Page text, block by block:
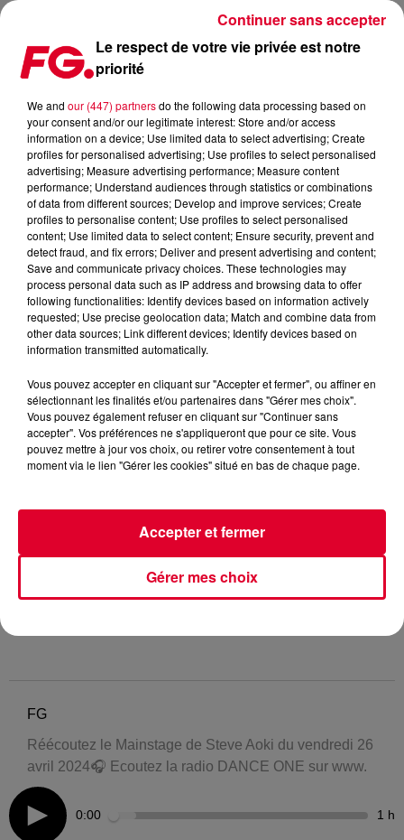
MAINSTAGE : STEVE AOKI
FG
Réécoutez le Mainstage de Steve Aoki du vendredi 26
avril 2024🎧 Ecoutez la radio DANCE ONE sur www.
0:00 1 h
Le respect de votre vie privée est notre
priorité
We and our (447) partnersdo the following data processing based on
your consent and/or our legitimate interest: Store and/or access
information on a device; Use limited data to select advertising; Create
profiles for personalised advertising; Use profiles to select personalised
advertising; Measure advertising performance; Measure content
performance; Understand audiences through statistics or combinations
of data from different sources; Develop and improve services; Create
profiles to personalise content; Use profiles to select personalised
content; Use limited data to select content; Ensure security, prevent and
detect fraud, and fix errors; Deliver and present advertising and content;
Save and communicate privacy choices. These technologies may
process personal data such as IP address and browsing data to offer
following functionalities: Identify devices based on information actively
requested; Use precise geolocation data; Match and combine data from
other data sources; Link different devices; Identify devices based on
information transmitted automatically.
Vous pouvez accepter en cliquant sur "Accepter et fermer", ou affiner en
sélectionnant les finalités et/ou partenaires dans "Gérer mes choix".
Vous pouvez également refuser en cliquant sur "Continuer sans
accepter". Vos préférences ne s'appliqueront que pour ce site. Vous
pouvez mettre à jour vos choix, ou retirer votre consentement à tout
moment via le lien "Gérer les cookies" situé en bas de chaque page.
Gérer mes choix
Accepter et fermer
Continuer sans accepter